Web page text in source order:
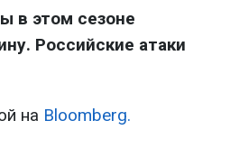
в этом сезоне
Российские атаки
на Bloomberg.